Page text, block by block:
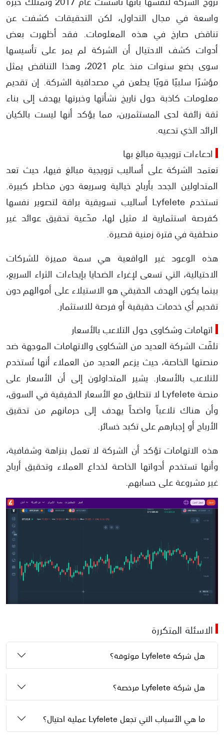
واسعة في مجال التداول، لكن التحقيقات كشفت عن
تناقض صارخ في هذه المعلومات. فقد أظهرت بعض
أدوات كشف الاحتيال أن الشركة لم يمر على تأسيسها
سوى بضع سنوات منذ عام 2021، وهذا التناقض يمثل
مؤشرًا سلبيًا قويًا يطعن في مصداقية الشركة. إن تقديم
معلومات كاذبة حول تاريخ نشأتها وخبرتها يهدف إلى بناء
ثقة زائفة لدى المستثمرين، مما يؤكد أنها ليست بالكيان
الرائد الذي تدعيه.
ادعاءات ترويجية مبالغ بها
تعتمد الشركة على أساليب ترويجية مبالغ فيها، حيث تعد
المتداولين الجدد بأرباح خيالية وسريعة دون مخاطر كبيرة.
تستخدم Lyfelete أساليب تسويقية براقة لتصوير نفسها
كفرصة استثمارية لا مثيل لها، مدّعية تحقيق عوائد غير
منطقية في فترة زمنية قصيرة.
هذه الوعود غير الواقعية هي سمة مميزة للشركات
الاحتيالية، التي تسعى لإغراء الضحايا بإيحاءات الثراء السريع،
بينما يكون الهدف الحقيقي هو الاستيلاء على أموالهم دون
تقديم أي خدمات حقيقية أو فرصة للاستثمار.
اتهامات وشكاوى حول التلاعب بالأسعار
تلقّت الشركة العديد من الشكاوى والاتهامات الموجهة ضد
منصتها الخاصة، حيث يزعم العديد من العملاء أنها تُستخدم
للتلاعب بالأسعار. يشير المتداولون إلى أن الأسعار على
منصة Lyfelete لا تتطابق مع الأسعار الحقيقية في السوق،
وأن هناك تلاعباً واضحاً يهدف إلى حرمانهم من تحقيق
الأرباح أو إجبارهم على تكبد خسائر.
هذه الاتهامات تؤكد أن الشركة لا تعمل بنزاهة وشفافية،
وأنها تستخدم أدواتها الخاصة لخداع العملاء وتحقيق أرباح
غير مشروعة على حسابهم.
الاسئلة المتكررة
هل شركة Lyfelete موثوقة؟
هل شركة Lyfelete مرخصة؟
ما هي الأسباب التي تجعل Lyfelete عملية احتيال؟